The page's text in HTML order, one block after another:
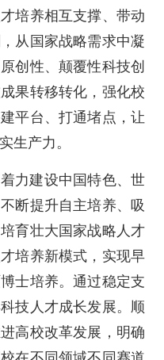
培养相互支撑、带动
从国家战略需求中凝
创性、颠覆性科技创
果转移转化，强化校
平台、打通堵点，让
生产力。
力建设中国特色、世
断提升自主培养、吸
育壮大国家战略人才
培养新模式，实现早
士培养。通过稳定支
技人才成长发展。顺
高校改革发展，明确